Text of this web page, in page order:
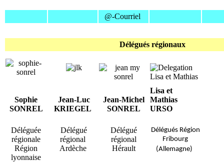
@-Courriel
Délégués régionaux
Sophie
SONREL
Jean-Luc
KRIEGEL
Jean-Michel
SONREL
Lisa et
Mathias
URSO
Déléguée
régionale
Région
lyonnaise
Délégué
régional
Ardèche
Délégué
régional
Hérault
Délégués Région
Fribourg
(Allemagne)